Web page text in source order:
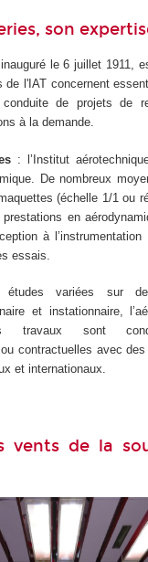
son
le 6 juillet 1911,
de l'IAT concernent
de projets de
à la demande.
: l’Institut
De nombreux
(échelle 1/1 ou
en
à l’instrumentation
essais.
études variées sur
et instationnaire,
travaux sont
contractuelles avec
et internationaux.
vents de la